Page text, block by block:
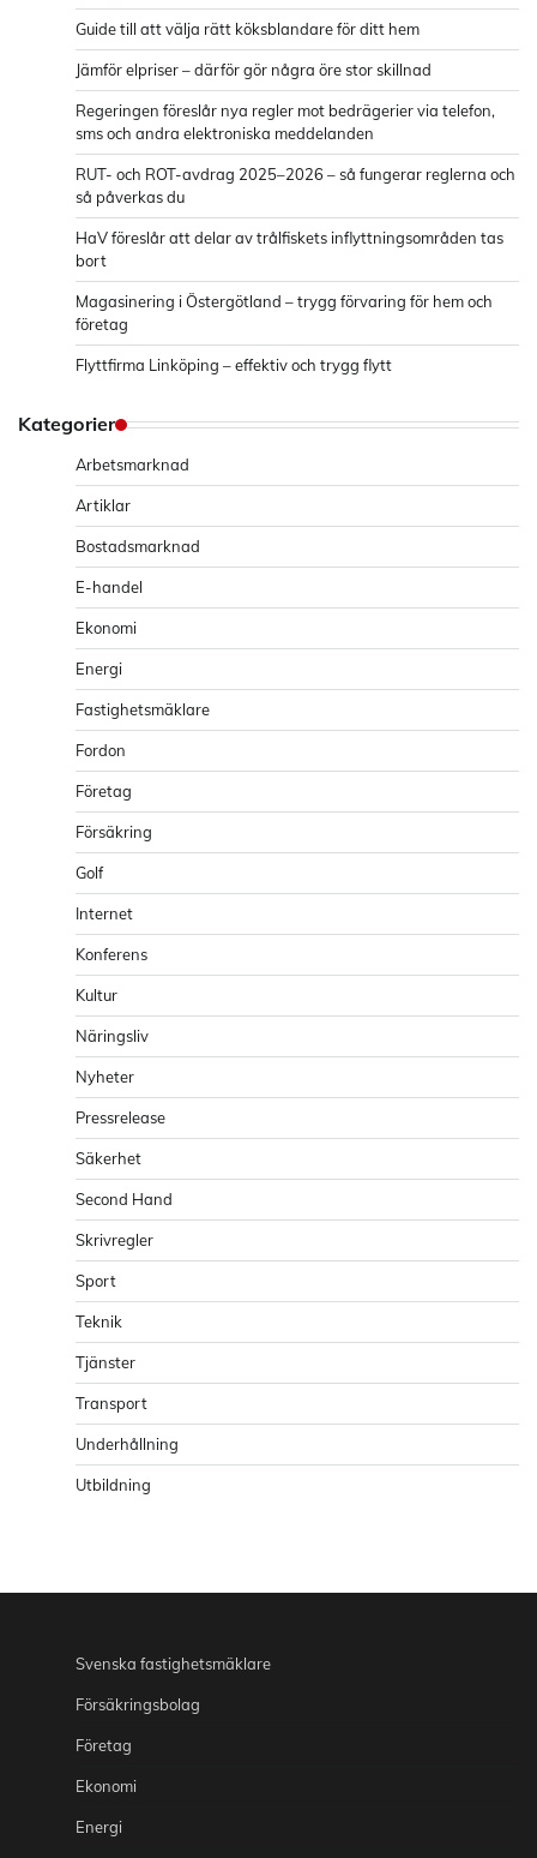
Guide till att välja rätt köksblandare för ditt hem
Jämför elpriser – därför gör några öre stor skillnad
Regeringen föreslår nya regler mot bedrägerier via telefon,
sms och andra elektroniska meddelanden
RUT- och ROT-avdrag 2025–2026 – så fungerar reglerna och
så påverkas du
HaV föreslår att delar av trålfiskets inflyttningsområden tas
bort
Magasinering i Östergötland – trygg förvaring för hem och
företag
Flyttfirma Linköping – effektiv och trygg flytt
Kategorier
Arbetsmarknad
Artiklar
Bostadsmarknad
E-handel
Ekonomi
Energi
Fastighetsmäklare
Fordon
Företag
Försäkring
Golf
Internet
Konferens
Kultur
Näringsliv
Nyheter
Pressrelease
Säkerhet
Second Hand
Skrivregler
Sport
Teknik
Tjänster
Transport
Underhållning
Utbildning
Svenska fastighetsmäklare
Försäkringsbolag
Företag
Ekonomi
Energi